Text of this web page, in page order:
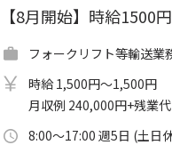
【8月開始】時給
フォークリフト等輸送業
時給 1,500円～1,500円
月収例 240,000円+残業代
8:00～17:00 週5日 (土日